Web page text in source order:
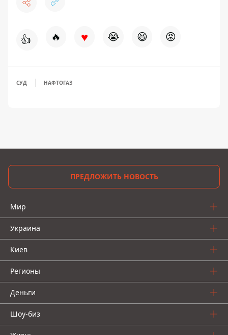
👍 🔥 ♥ 😭 😆 😡
СУД НАФТОГАЗ
ПРЕДЛОЖИТЬ НОВОСТЬ
Мир
Украина
Киев
Регионы
Деньги
Шоу-биз